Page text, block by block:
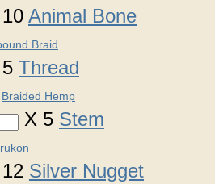
Animal Bone
Braid
Thread
Braided Hemp
X 5 Stem
Silver Nugget